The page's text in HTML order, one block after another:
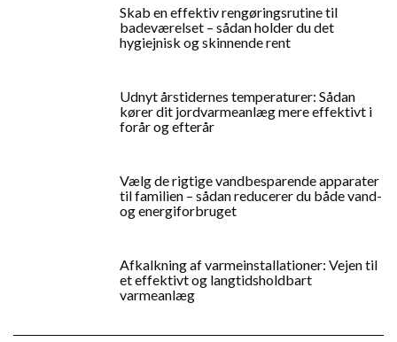
Skab en effektiv rengøringsrutine til
badeværelset – sådan holder du det
hygiejnisk og skinnende rent
Udnyt årstidernes temperaturer: Sådan
kører dit jordvarmeanlæg mere effektivt i
forår og efterår
Vælg de rigtige vandbesparende apparater
til familien – sådan reducerer du både vand-
og energiforbruget
Afkalkning af varmeinstallationer: Vejen til
et effektivt og langtidsholdbart
varmeanlæg